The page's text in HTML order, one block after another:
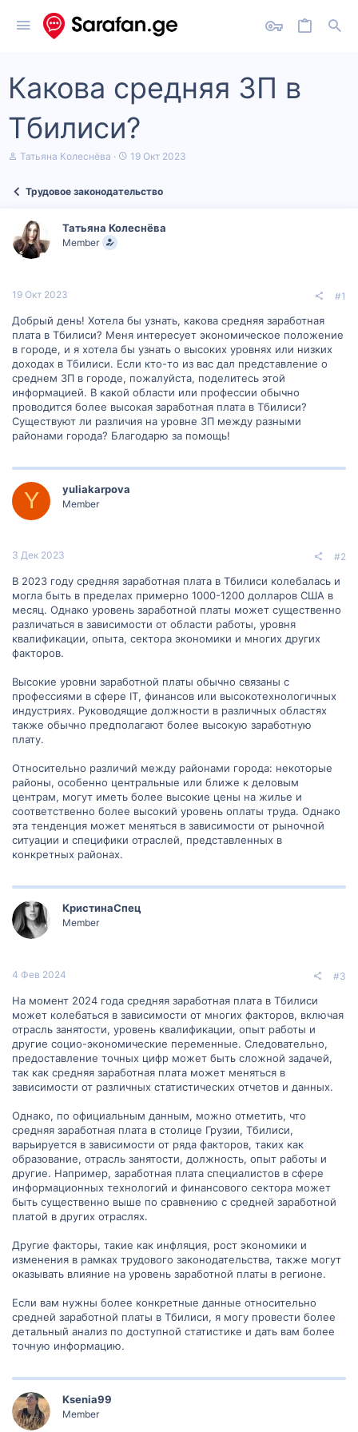
Какова средняя ЗП в
Тбилиси?
А
е
м
ы
Татьяна Колеснёва
Д
а
ч
19 Окт 2023
Трудовое законодательство
Татьяна Колеснёва
Member
19 Окт 2023 #1
Добрый день! Хотела бы узнать, какова средняя заработная
плата в Тбилиси? Меня интересует экономическое положение
в городе, и я хотела бы узнать о высоких уровнях или низких
доходах в Тбилиси. Если кто-то из вас дал представление о
среднем ЗП в городе, пожалуйста, поделитесь этой
информацией. В какой области или профессии обычно
проводится более высокая заработная плата в Тбилиси?
Существуют ли различия на уровне ЗП между разными
районами города? Благодарю за помощь!
Y yuliakarpova
Member
3 Дек 2023 #2
В 2023 году средняя заработная плата в Тбилиси колебалась и
могла быть в пределах примерно 1000-1200 долларов США в
месяц. Однако уровень заработной платы может существенно
различаться в зависимости от области работы, уровня
квалификации, опыта, сектора экономики и многих других
факторов.
Высокие уровни заработной платы обычно связаны с
профессиями в сфере IT, финансов или высокотехнологичных
индустриях. Руководящие должности в различных областях
также обычно предполагают более высокую заработную
плату.
Относительно различий между районами города: некоторые
районы, особенно центральные или ближе к деловым
центрам, могут иметь более высокие цены на жилье и
соответственно более высокий уровень оплаты труда. Однако
эта тенденция может меняться в зависимости от рыночной
ситуации и специфики отраслей, представленных в
конкретных районах.
КристинаСпец
Member
4 Фев 2024 #3
На момент 2024 года средняя заработная плата в Тбилиси
может колебаться в зависимости от многих факторов, включая
отрасль занятости, уровень квалификации, опыт работы и
другие социо-экономические переменные. Следовательно,
предоставление точных цифр может быть сложной задачей,
так как средняя заработная плата может меняться в
зависимости от различных статистических отчетов и данных.
Однако, по официальным данным, можно отметить, что
средняя заработная плата в столице Грузии, Тбилиси,
варьируется в зависимости от ряда факторов, таких как
образование, отрасль занятости, должность, опыт работы и
другие. Например, заработная плата специалистов в сфере
информационных технологий и финансового сектора может
быть существенно выше по сравнению с средней заработной
платой в других отраслях.
Другие факторы, такие как инфляция, рост экономики и
изменения в рамках трудового законодательства, также могут
оказывать влияние на уровень заработной платы в регионе.
Если вам нужны более конкретные данные относительно
средней заработной платы в Тбилиси, я могу провести более
детальный анализ по доступной статистике и дать вам более
точную информацию.
Ksenia99
Member